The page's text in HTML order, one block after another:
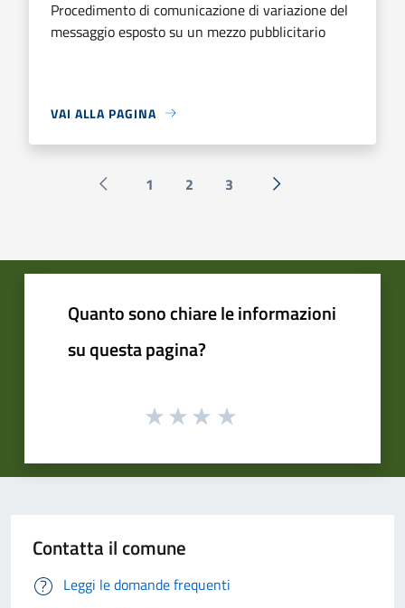
Procedimento di comunicazione di variazione del
messaggio esposto su un mezzo pubblicitario
VAI ALLA PAGINA
Pagina precedente
1 2 3 Successiva »
Quanto sono chiare le informazioni
su questa pagina?
Contatta il comune
Leggi le domande frequenti